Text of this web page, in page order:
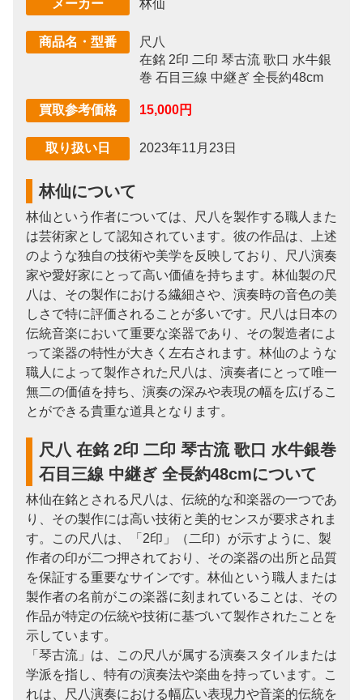
メーカー 林仙
商品名・型番
尺八
在銘 2印 二印 琴古流 歌口 水牛銀
巻 石目三線 中継ぎ 全長約48cm
買取参考価格 15,000円
取り扱い日 2023年11月23日
林仙について
林仙という作者については、尺八を製作する職人また
は芸術家として認知されています。彼の作品は、上述
のような独自の技術や美学を反映しており、尺八演奏
家や愛好家にとって高い価値を持ちます。林仙製の尺
八は、その製作における繊細さや、演奏時の音色の美
しさで特に評価されることが多いです。尺八は日本の
伝統音楽において重要な楽器であり、その製造者によ
って楽器の特性が大きく左右されます。林仙のような
職人によって製作された尺八は、演奏者にとって唯一
無二の価値を持ち、演奏の深みや表現の幅を広げるこ
とができる貴重な道具となります。
尺八 在銘 2印 二印 琴古流 歌口 水牛銀巻
石目三線 中継ぎ 全長約48cmについて
林仙在銘とされる尺八は、伝統的な和楽器の一つであ
り、その製作には高い技術と美的センスが要求されま
す。この尺八は、「2印」（二印）が示すように、製
作者の印が二つ押されており、その楽器の出所と品質
を保証する重要なサインです。林仙という職人または
製作者の名前がこの楽器に刻まれていることは、その
作品が特定の伝統や技術に基づいて製作されたことを
示しています。
「琴古流」は、この尺八が属する演奏スタイルまたは
学派を指し、特有の演奏法や楽曲を持っています。こ
れは、尺八演奏における幅広い表現力や音楽的伝統を